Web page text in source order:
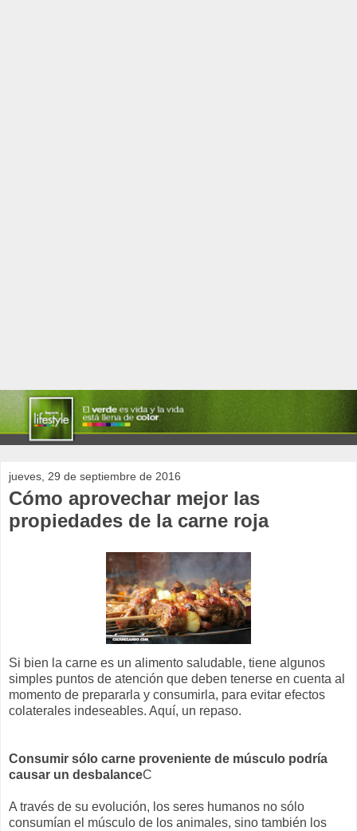
jueves, 29 de septiembre de 2016
Cómo aprovechar mejor las
propiedades de la carne roja
Si bien la carne es un alimento saludable, tiene algunos
simples puntos de atención que deben tenerse en cuenta al
momento de prepararla y consumirla, para evitar efectos
colaterales indeseables. Aquí, un repaso.
Consumir sólo carne proveniente de músculo podría
causar un desbalanceC
A través de su evolución, los seres humanos no sólo
consumían el músculo de los animales, sino también los